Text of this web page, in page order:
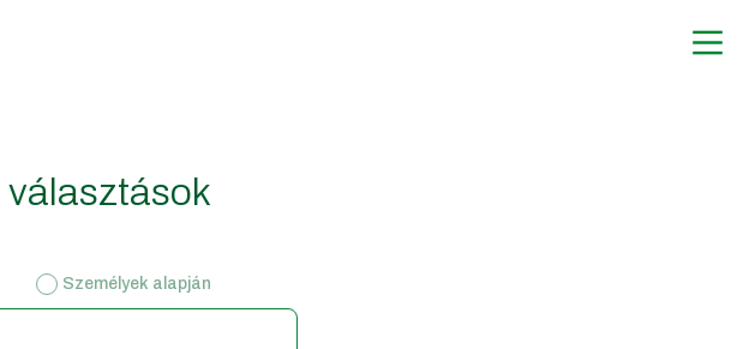
választások
Személyek alapján